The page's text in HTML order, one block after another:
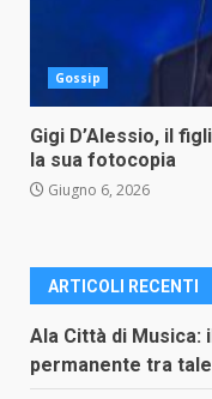
Gossip
Gigi D’Alessio, il
la sua fotocopia
Giugno 6, 2026
ARTICOLI RECENTI
Ala Città di
permanente tra